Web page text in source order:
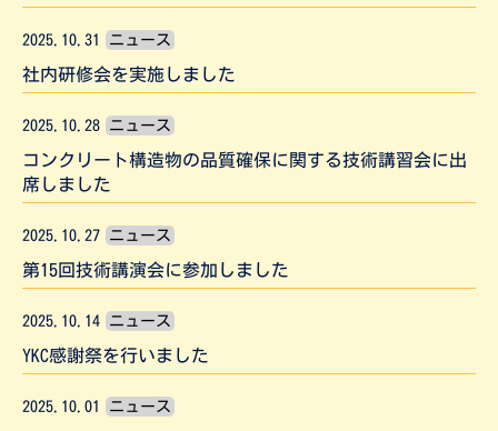
2025.10.31 ニュース
社内研修会を実施しました
2025.10.28 ニュース
コンクリート構造物の品質確保に関する技術講習会に出
席しました
2025.10.27 ニュース
第15回技術講演会に参加しました
2025.10.14 ニュース
YKC感謝祭を行いました
2025.10.01 ニュース